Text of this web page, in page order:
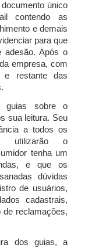
único
contendo as
e demais
para que
adesão. Após o
empresa, com
e restante das
guias sobre o
sua leitura. Seu
a todos os
utilizarão o
tenha um
e que os
dúvidas
de usuários,
cadastrais,
de reclamações,
dos guias, a